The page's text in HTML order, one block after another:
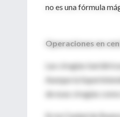
no es una fórmula
Operaciones en
Las cirugías
Aunque la
de esas cirugías